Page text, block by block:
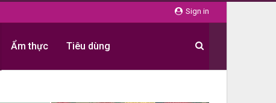
Sign in
Ẩm thực Tiêu dùng